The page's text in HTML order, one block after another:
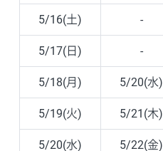
5/16(土) -
5/17(日) -
5/18(月) 5/20(水)
5/19(火) 5/21(木)
5/20(水) 5/22(金)